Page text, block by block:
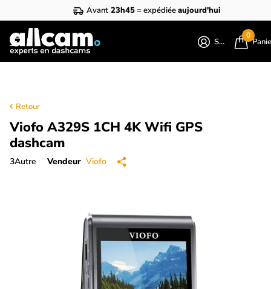
Avant 23h45= expédiéeaujourd'hui
S'identifier
0
Retour
Viofo A329S 1CH 4K Wifi GPS
dashcam
3Autre Vendeur Viofo